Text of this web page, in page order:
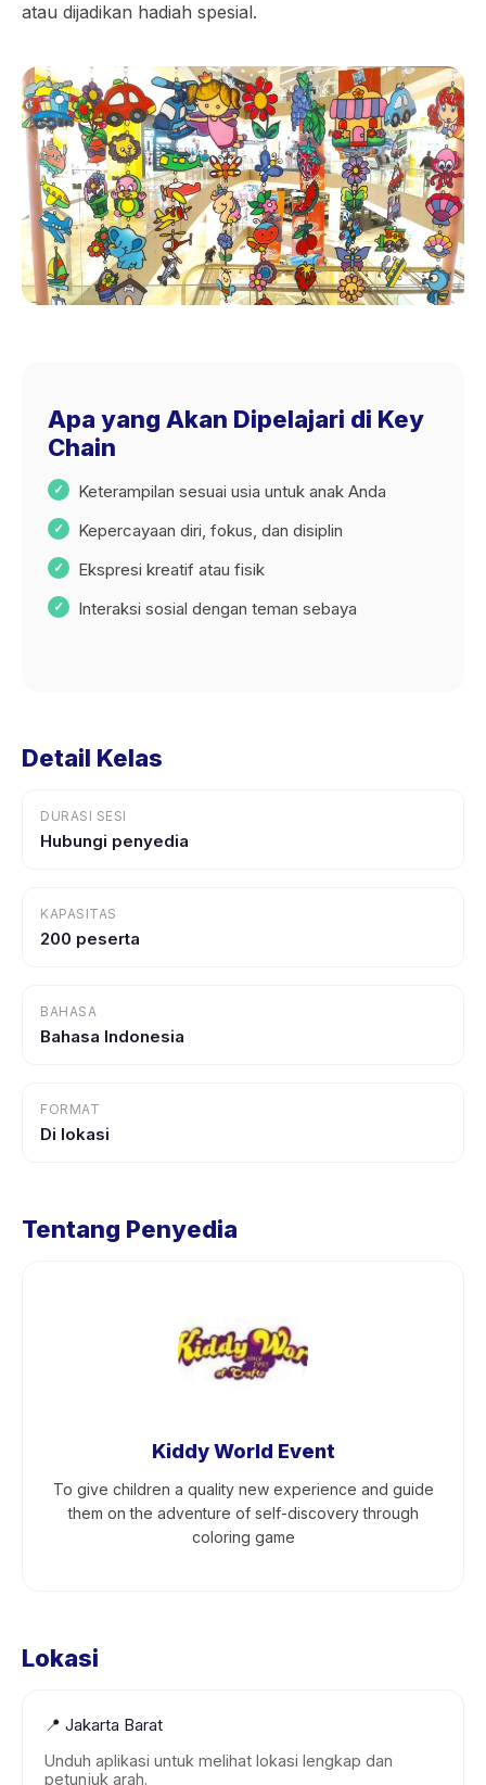
atau dijadikan hadiah spesial.
Apa yang Akan Dipelajari di Key
Chain
Keterampilan sesuai usia untuk anak Anda
Kepercayaan diri, fokus, dan disiplin
Ekspresi kreatif atau fisik
Interaksi sosial dengan teman sebaya
Detail Kelas
DURASI SESI
Hubungi penyedia
KAPASITAS
200 peserta
BAHASA
Bahasa Indonesia
FORMAT
Di lokasi
Tentang Penyedia
Kiddy World Event
To give children a quality new experience and guide
them on the adventure of self-discovery through
coloring game
Lokasi
📍 Jakarta Barat
Unduh aplikasi untuk melihat lokasi lengkap dan
petunjuk arah.